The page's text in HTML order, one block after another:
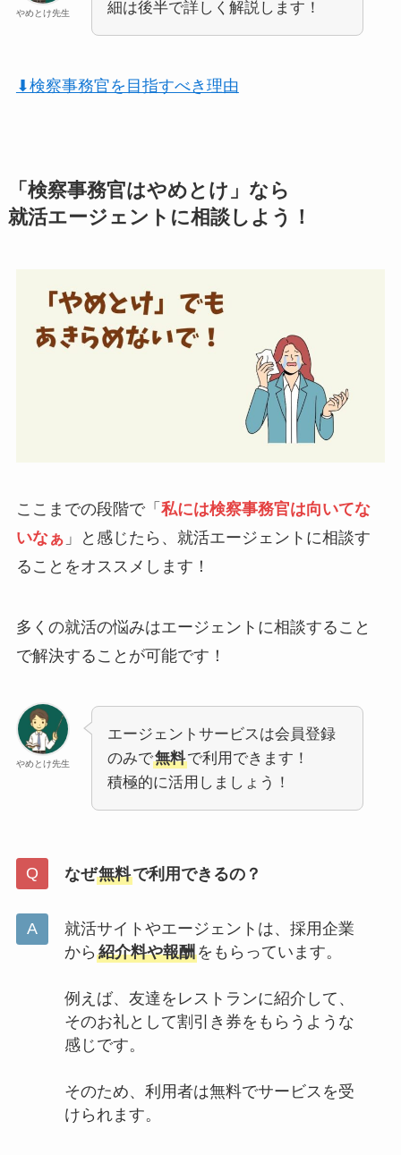
やめとけ先生 細は後半で詳しく解説します！
⬇︎検察事務官を目指すべき理由
「検察事務官はやめとけ」なら
就活エージェントに相談しよう！
ここまでの段階で「 私には検察事務官は向いてな
いなぁ 」と感じたら、就活エージェントに相談す
ることをオススメします！
多くの就活の悩みはエージェントに相談すること
で解決することが可能です！
やめとけ先生
エージェントサービスは会員登録
のみで無料で利用できます！
積極的に活用しましょう！
なぜ無料で利用できるの？
就活サイトやエージェントは、採用企業
から 紹介料や報酬をもらっています。
例えば、友達をレストランに紹介して、
そのお礼として割引き券をもらうような
感じです。
そのため、利用者は無料でサービスを受
けられます。